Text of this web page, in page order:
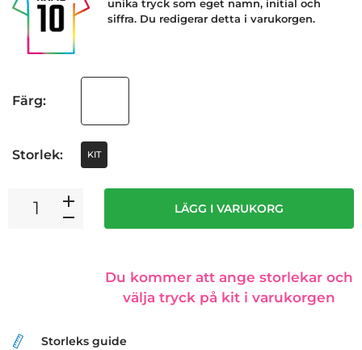
unika tryck som eget namn, initial och
siffra. Du redigerar detta i varukorgen.
Färg:
Storlek: KIT
LÄGG I VARUKORG
Du kommer att ange storlekar och
välja tryck på kit i varukorgen
Storleks guide